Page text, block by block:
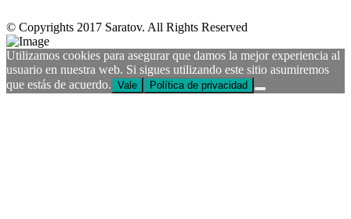
© Copyrights 2017 Saratov. All Rights Reserved
Utilizamos cookies para asegurar que damos la mejor experiencia al
usuario en nuestra web. Si sigues utilizando este sitio asumiremos
que estás de acuerdo. Vale Política de privacidad